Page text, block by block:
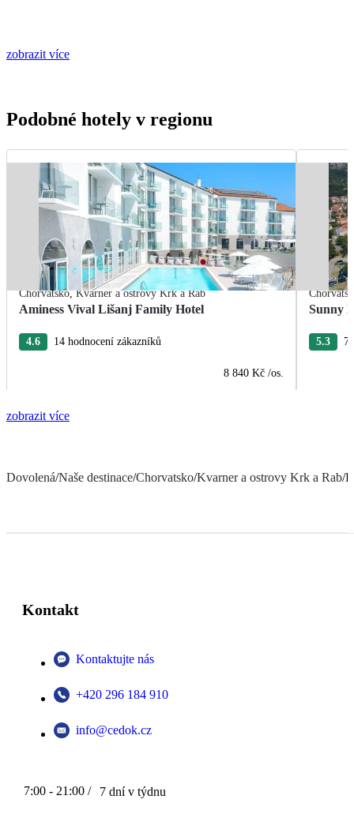
zobrazit více
Podobné hotely v regionu
Chorvatsko,Kvarner a ostrovy Krk a Rab
Aminess Vival Lišanj Family Hotel
4.6 14 hodnocení zákazníků
8 840 Kč /os.
Sunny
5.3
zobrazit více
Dovolená/Naše destinace/Chorvatsko/Kvarner a ostrovy Krk a Rab/
Kontakt
Kontaktujte nás
+420 296 184 910
info@cedok.cz
7:00 - 21:00 / 7 dní v týdnu